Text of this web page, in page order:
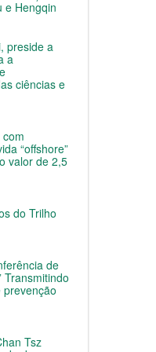
e Hengqin
preside a
a
ciências e
“offshore”
valor de 2,5
do Trilho
de
Transmitindo
Tsz